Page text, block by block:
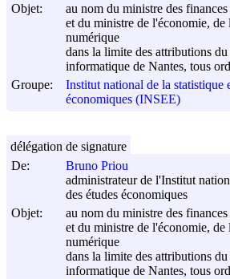
Objet:
au nom du ministre des
et du ministre de l'économie, de
numérique
dans la limite des attributions
informatique de Nantes, tous
Groupe:
Institut national de la statistique
économiques (INSEE)
De:
Bruno Priou
administrateur de l'Institut
des études économiques
Objet:
au nom du ministre des
et du ministre de l'économie, de
numérique
dans la limite des attributions
informatique de Nantes, tous
délégation de signature